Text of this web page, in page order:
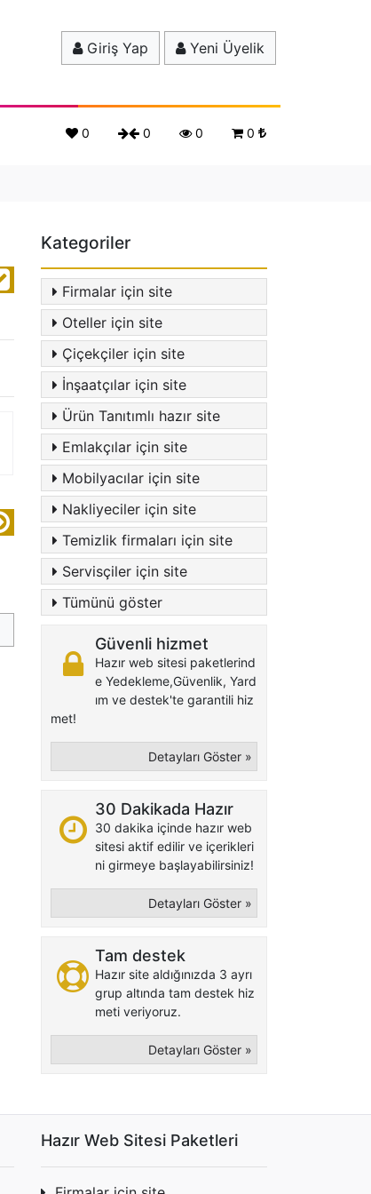
Giriş Yap Yeni Üyelik
0
0
0
0
Kategoriler
Firmalar için site
Oteller için site
Çiçekçiler için site
İnşaatçılar için site
Ürün Tanıtımlı hazır site
Emlakçılar için site
Mobilyacılar için site
Nakliyeciler için site
Temizlik firmaları için site
Servisçiler için site
Tümünü göster
Güvenli hizmet
Hazır web sitesi paketlerind
e Yedekleme,Güvenlik, Yard
ım ve destek'te garantili hiz
met!
Detayları Göster »
30 Dakikada Hazır
30 dakika içinde hazır web
sitesi aktif edilir ve içerikleri
ni girmeye başlayabilirsiniz!
Detayları Göster »
Tam destek
Hazır site aldığınızda 3 ayrı
grup altında tam destek hiz
meti veriyoruz.
Detayları Göster »
Hazır Web Sitesi Paketleri